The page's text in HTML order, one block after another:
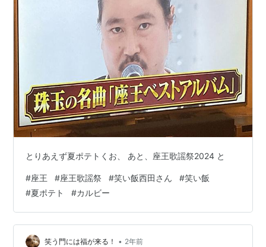
とりあえず夏ポテトくお、 あと、座王歌謡祭2024 と
#座王 #座王歌謡祭 #笑い飯西田さん #笑い飯
#夏ポテト #カルビー
笑う門には福が来る！ • 2年前